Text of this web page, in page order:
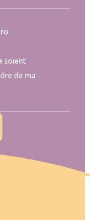
soient
de ma